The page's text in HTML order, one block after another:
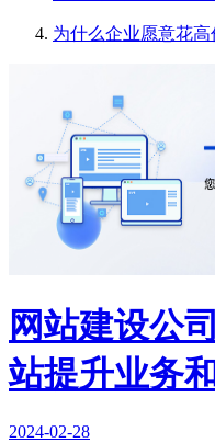
为什么企业愿意花
网站建设公
站提升业务
2024-02-28